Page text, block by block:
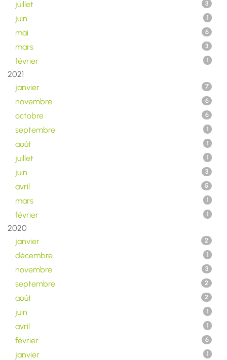
juillet 3
juin 1
mai 6
mars 3
février 1
2021
janvier
7
novembre 6
octobre 6
septembre 1
août 1
juillet 1
juin 3
avril 5
mars 1
février 1
2020
janvier
2
décembre 1
novembre 3
septembre 2
août 2
juin 1
avril 1
février 6
janvier 1